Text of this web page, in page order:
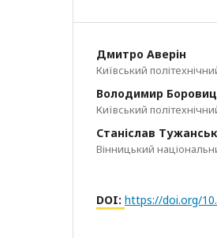
Дмитро Аверін
Київський
Володимир
Київський
Станіслав
Вінницький
DOI: https://doi.org/